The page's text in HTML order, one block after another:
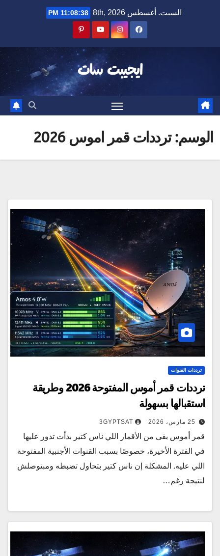
السبت. أغسطس 8th, 2026 11:08:38 PM
ايجيبت سات
الوسم:ترددات قمر اموس 2026
ترددات القنوات
ترددات قمر أموس المفتوحة 2026 وطريقة
استقبالها بسهولة
25 مارس، 2026 3GYPTSAT
قمر أموس بقى من الأقمار اللي ناس كتير بدأت تدور عليها
في الفترة الأخيرة، خصوصًا بسبب القنوات الأجنبية المفتوحة
اللي عليه. المشكلة إن ناس كتير بتحاول تضبطه ومبتوصلش
لنتيجة رغم…